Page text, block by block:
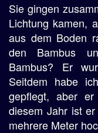
Sie gingen
Lichtung kamen,
aus dem Boden
den Bambus
Bambus? Er
Seitdem habe
gepflegt, aber
diesem Jahr ist
mehrere Meter